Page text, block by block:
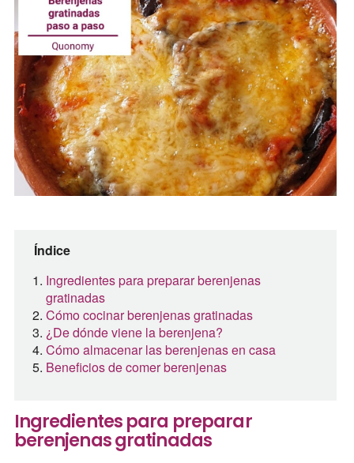
Índice
Ingredientes para preparar berenjenas
gratinadas
Cómo cocinar berenjenas gratinadas
¿De dónde viene la berenjena?
Cómo almacenar las berenjenas en casa
Beneficios de comer berenjenas
Ingredientes para preparar
berenjenas gratinadas